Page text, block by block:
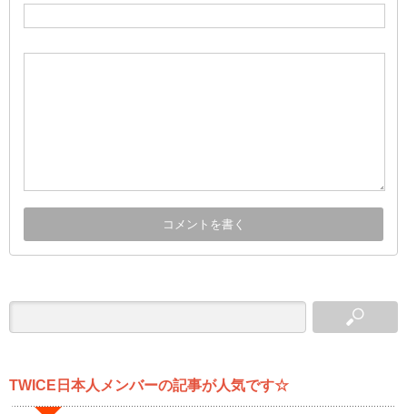
TWICE日本人メンバーの記事が人気です☆